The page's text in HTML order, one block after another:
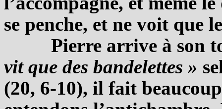
se penche, et ne voit que
Pierre arrive à son
vit que des bandelettes »
(20, 6-10), il fait